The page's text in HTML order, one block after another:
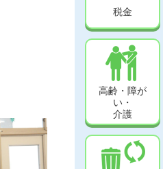
税金
高齢・障が
い・
介護